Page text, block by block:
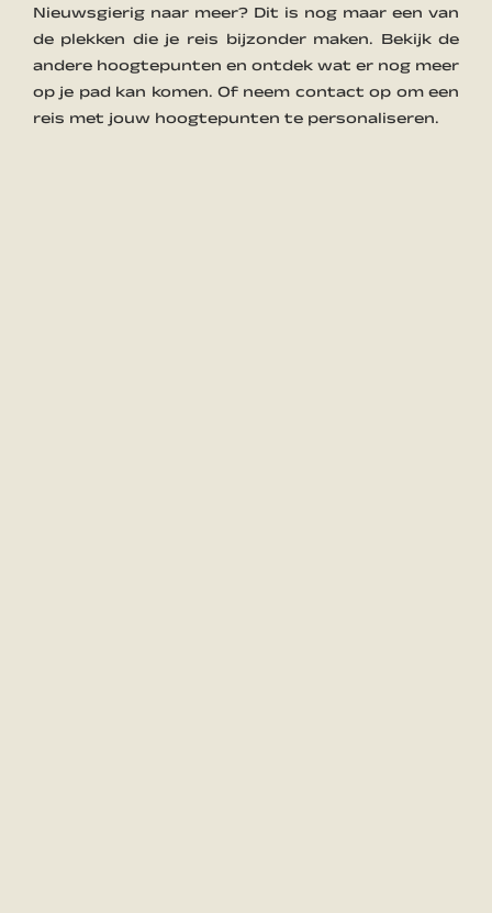
Nieuwsgierig naar meer? Dit is nog maar een van
de plekken die je reis bijzonder maken. Bekijk de
andere hoogtepunten en ontdek wat er nog meer
op je pad kan komen. Of neem contact op om een
reis met jouw hoogtepunten te personaliseren.